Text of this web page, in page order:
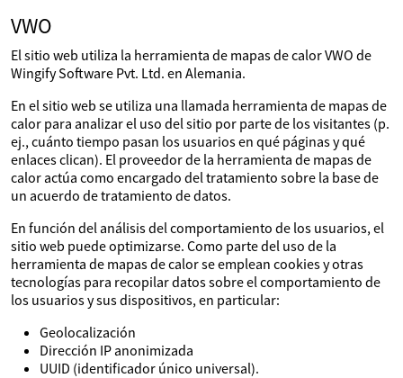
VWO
El sitio web utiliza la herramienta de mapas de calor VWO de
Wingify Software Pvt. Ltd. en Alemania.
En el sitio web se utiliza una llamada herramienta de mapas de
calor para analizar el uso del sitio por parte de los visitantes (p.
ej., cuánto tiempo pasan los usuarios en qué páginas y qué
enlaces clican). El proveedor de la herramienta de mapas de
calor actúa como encargado del tratamiento sobre la base de
un acuerdo de tratamiento de datos.
En función del análisis del comportamiento de los usuarios, el
sitio web puede optimizarse. Como parte del uso de la
herramienta de mapas de calor se emplean cookies y otras
tecnologías para recopilar datos sobre el comportamiento de
los usuarios y sus dispositivos, en particular:
Geolocalización
Dirección IP anonimizada
UUID (identificador único universal).